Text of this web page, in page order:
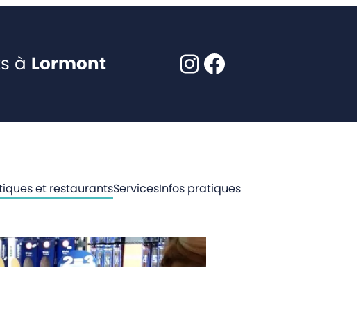
à Lormont Instagram
Facebook
et restaurantsServicesInfos pratiques